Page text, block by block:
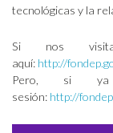
tecnológicas y la
Si nos
aquí: http://
Pero, si
sesión: http://